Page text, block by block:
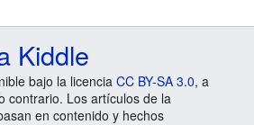
Kiddle
bajo la licencia CC BY-SA 3.0, a
contrario. Los artículos de la
en contenido y hechos